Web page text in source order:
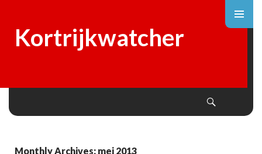
Kortrijkwatcher
Monthly Archives: mei 2013